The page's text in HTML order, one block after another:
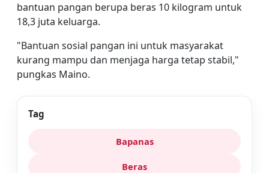
bantuan pangan berupa beras 10 kilogram untuk
18,3 juta keluarga.
"Bantuan sosial pangan ini untuk masyarakat
kurang mampu dan menjaga harga tetap stabil,"
pungkas Maino.
Tag
Bapanas
Beras